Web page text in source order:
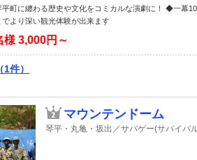
町に纏わる歴史や文化をコミカルな演劇に！ ◆一幕
でより深い観光体験が出来ます
様 3,000円～
件）
マウンテンドーム
琴平・丸亀・坂出／サバゲー(サバイバ